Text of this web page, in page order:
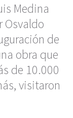
Medina
Osvaldo
de
obra que
de 10.000
visitaron